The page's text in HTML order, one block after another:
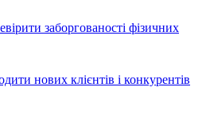
заборгованості фізичних
нових клієнтів і конкурентів